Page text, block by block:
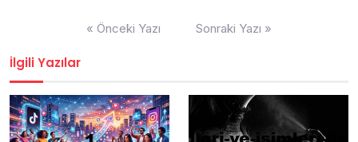
« Önceki Yazı Sonraki Yazı »
İlgili Yazılar